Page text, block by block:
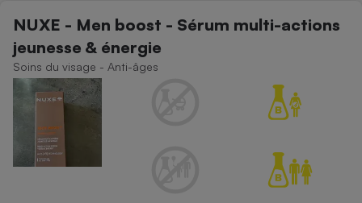
NUXE - Men boost - Sérum multi-actions
jeunesse & énergie
Soins du visage - Anti-âges